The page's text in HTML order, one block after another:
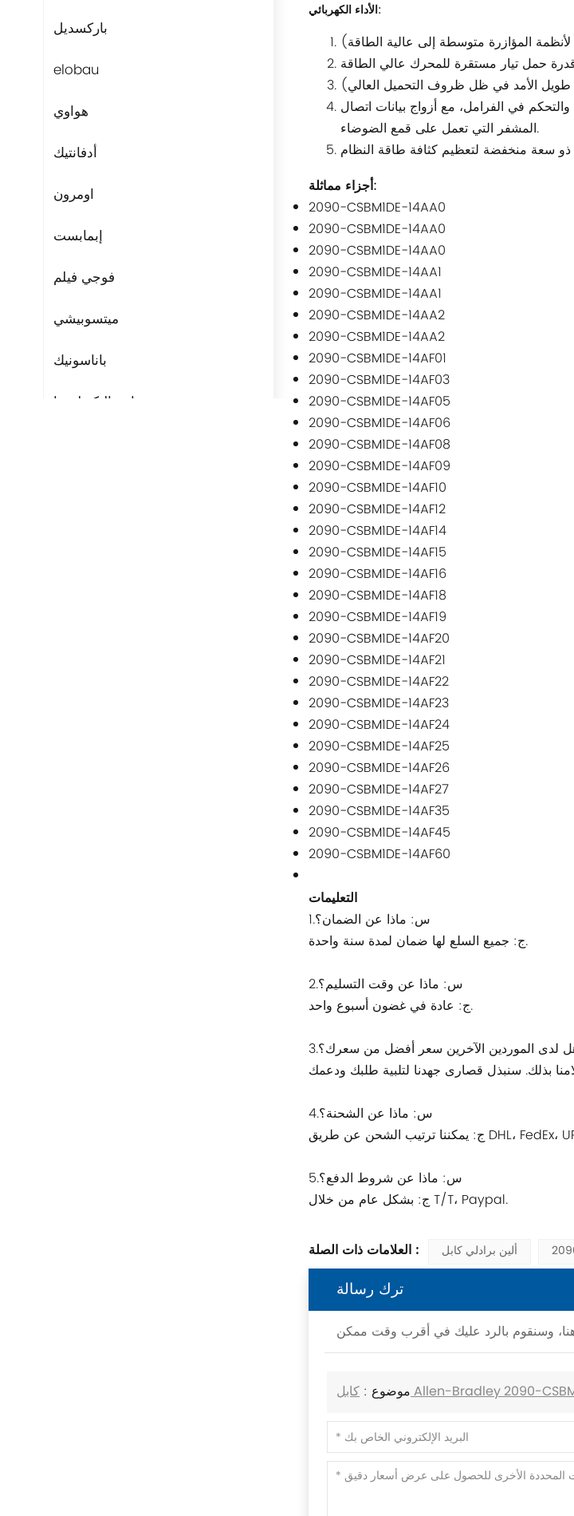
باركسديل
elobau
هواوي
أدفانتيك
اومرون
إبمابست
فوجي فيلم
ميتسوبيشي
باناسونيك
مراوح التكنولوجيا
الأداء الكهربائي:
في الفرامل، مع أزواج بيانات اتصال
المشفر التي تعمل على قمع الضوضاء.
سعة منخفضة لتعظيم كثافة طاقة النظام
أجزاء مماثلة:
2090-CSBM1DE-14AA0
2090-CSBM1DE-14AA0
2090-CSBM1DE-14AA0
2090-CSBM1DE-14AA1
2090-CSBM1DE-14AA1
2090-CSBM1DE-14AA2
2090-CSBM1DE-14AA2
2090-CSBM1DE-14AF01
2090-CSBM1DE-14AF03
2090-CSBM1DE-14AF05
2090-CSBM1DE-14AF06
2090-CSBM1DE-14AF08
2090-CSBM1DE-14AF09
2090-CSBM1DE-14AF10
2090-CSBM1DE-14AF12
2090-CSBM1DE-14AF14
2090-CSBM1DE-14AF15
2090-CSBM1DE-14AF16
2090-CSBM1DE-14AF18
2090-CSBM1DE-14AF19
2090-CSBM1DE-14AF20
2090-CSBM1DE-14AF21
2090-CSBM1DE-14AF22
2090-CSBM1DE-14AF23
2090-CSBM1DE-14AF24
2090-CSBM1DE-14AF25
2090-CSBM1DE-14AF26
2090-CSBM1DE-14AF27
2090-CSBM1DE-14AF35
2090-CSBM1DE-14AF45
2090-CSBM1DE-14AF60
التعليمات
1.س: ماذا عن الضمان؟
ج: جميع السلع لها ضمان لمدة سنة واحدة.
2.س: ماذا عن وقت التسليم؟
ج: عادة في غضون أسبوع واحد.
لدى الموردين الآخرين سعر أفضل من سعرك؟
4.س: ماذا عن الشحنة؟
5.س: ماذا عن شروط الدفع؟
ج: بشكل عام من خلال T/T، Paypal.
العلامات ذات الصلة : ألين برادلي كابل
ترك رسالة
موضوع :